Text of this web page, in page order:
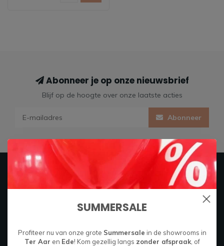
Abonneer je op onze nieuwsbrief
Blijf op de hoogte over onze laatste acties
Abonneer
Firma Hout & Staal
Maakt je thuis!
6718 XM
SUMMERSALE
Profiteer nu van onze grote Summersale in de showrooms in
Ter Aar en Ede! Kom gezellig langs zonder afspraak, of